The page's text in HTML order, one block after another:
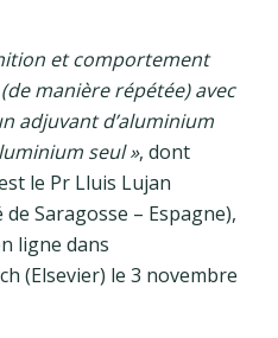
et comportement
manière répétée) avec
adjuvant d’aluminium
seul », dont
le Pr Lluis Lujan
Saragosse – Espagne),
ligne dans
(Elsevier) le 3 novembre